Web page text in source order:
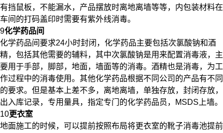
有挡鼠板，不能漏水，产品摆放时离地离墙等等，内包装材料在
车间的打码盖印时需要有紫外线消毒。
9化学药品间
化学药品间要求24小时封闭，化学药品主要包括次氯酸钠和酒
精，包括其他需要的辅料，其中次氯酸钠是用来配置消毒液，主
要用于手部，脚部，地面，墙面等的消毒。酒精也是消毒，为工
作过程中的消毒使用。其他化学药品根据不同公司的产品有不同
的要求。但是基本上差不多，离地离墙，单独存放，封闭存放，
出入库记录，专用量具，指定专门的化学药品员，MSDS上墙。
10更衣室
地面施工的时候，可以提前按照布局将更衣室的靴子消毒池提前